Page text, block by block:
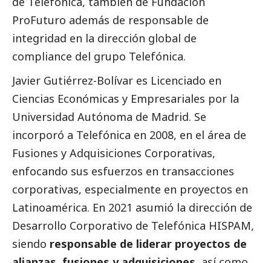
ProFuturo además de responsable de
integridad en la dirección global de
compliance del grupo Telefónica.
Javier Gutiérrez-Bolívar es Licenciado en
Ciencias Económicas y Empresariales por la
Universidad Autónoma de Madrid. Se
incorporó a Telefónica en 2008, en el área de
Fusiones y Adquisiciones Corporativas,
enfocando sus esfuerzos en transacciones
corporativas, especialmente en proyectos en
Latinoamérica. En 2021 asumió la dirección de
Desarrollo Corporativo de Telefónica HISPAM,
siendo responsable de liderar proyectos de